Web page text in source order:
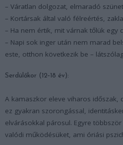
– Váratlan dolgozat, elmaradó
– Kortársak által való félreértés,
– Ha nem értik, mit várnak tőlük egy
– Napi sok inger után nem marad
este, otthon következik be –
Serdülőkor (12–18 év):
A kamaszkor eleve viharos időszak,
ez gyakran szorongással,
elvárásokkal párosul. Egyre
valódi működésüket, ami óriási